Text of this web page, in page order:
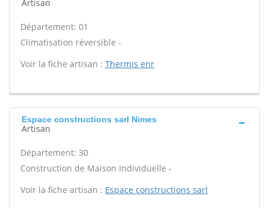
Artisan
Département: 01
Climatisation réversible -
Voir la fiche artisan : Thermis enr
Espace constructions sarl Nimes
Artisan
Département: 30
Construction de Maison Individuelle -
Voir la fiche artisan : Espace constructions sarl